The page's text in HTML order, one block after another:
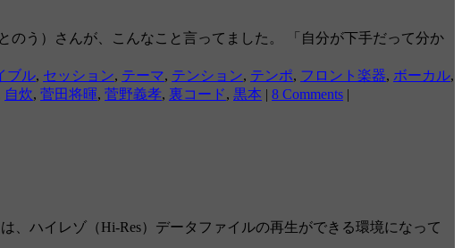
う）さんが、こんなこと言ってました。 「自分が下手だって分か
ブル, セッション, テーマ, テンション, テンポ, フロント楽器, ボーカル,
自炊, 菅田将暉, 菅野義孝, 裏コード, 黒本 | 8 Comments |
、ハイレゾ（Hi-Res）データファイルの再生ができる環境になって